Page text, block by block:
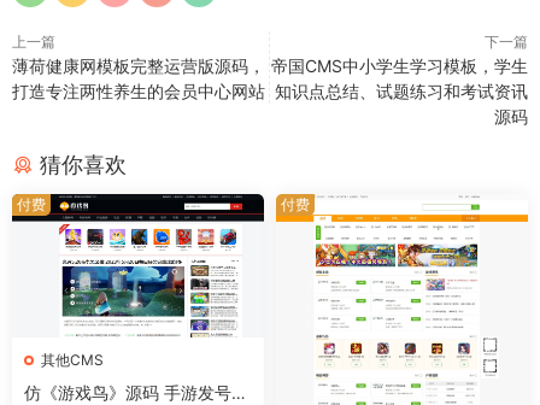
上一篇
薄荷健康网模板完整运营版源码，
打造专注两性养生的会员中心网站
下一篇
帝国CMS中小学生学习模板，学生
知识点总结、试题练习和考试资讯
源码
猜你喜欢
其他CMS
仿《游戏鸟》源码 手游发号评
付费 付费